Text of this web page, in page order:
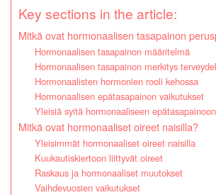
Key sections in the article:
Mitkä ovat hormonaalisen tasapainon
Hormonaalisen tasapainon määritelmä
Hormonaalisen tasapainon merkitys
Hormonaalisten hormonien rooli kehossa
Hormonaalisen epätasapainon vaikutukset
Yleisiä syitä hormonaaliseen epätasapainoon
Mitkä ovat hormonaaliset oireet naisilla?
Yleisimmät hormonaaliset oireet naisilla
Kuukautiskiertoon liittyvät oireet
Raskaus ja hormonaaliset muutokset
Vaihdevuosien vaikutukset